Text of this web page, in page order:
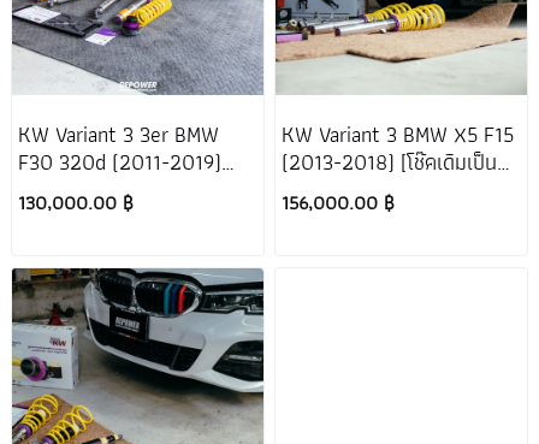
KW Variant 3 3er BMW
F30 320d (2011-2019)
(โช๊คเดิมไม่เป็นไฟฟ้า)
130,000.00 ฿
KW Variant 3 BMW X5 F15
(2013-2018) [โช๊คเดิมเป็น
ระบบไฟฟ้า]
156,000.00 ฿